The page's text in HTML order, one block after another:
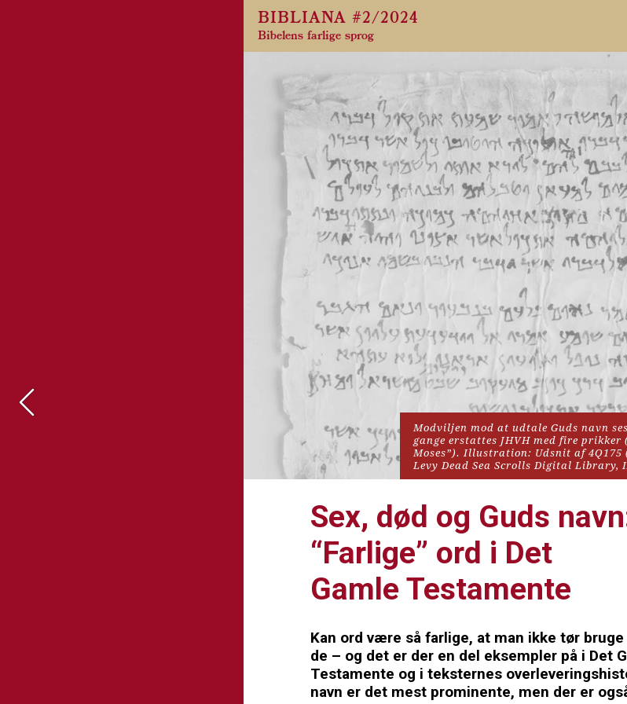
BIBLIANA #2/2024
Bibelens farlige sprog
Modviljen mod at udtale Guds navn
gange erstattes JHVH med fire
Moses”). Illustration: Udsnit af 4Q175
Levy Dead Sea Scrolls Digital
Sex, død og Guds
“Farlige” ord i Det
Gamle Testamente
Kan ord være så farlige, at man ikke tør bruge
de – og det er der en del eksempler på i Det
Testamente og i teksternes
navn er det mest prominente, men der er